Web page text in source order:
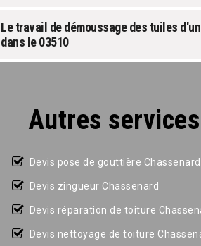
Le travail de démoussage des tuiles
dans le 03510
Autres services
Devis pose de gouttière Chassenard
Devis zingueur Chassenard
Devis réparation de toiture
Devis nettoyage de toiture